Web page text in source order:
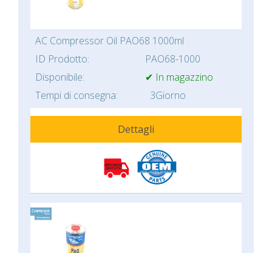
AC Compressor Oil PAO68 1000ml
ID Prodotto:
PAO68-1000
Disponibile:
✔ In magazzino
Tempi di consegna:
3Giorno
Dettagli